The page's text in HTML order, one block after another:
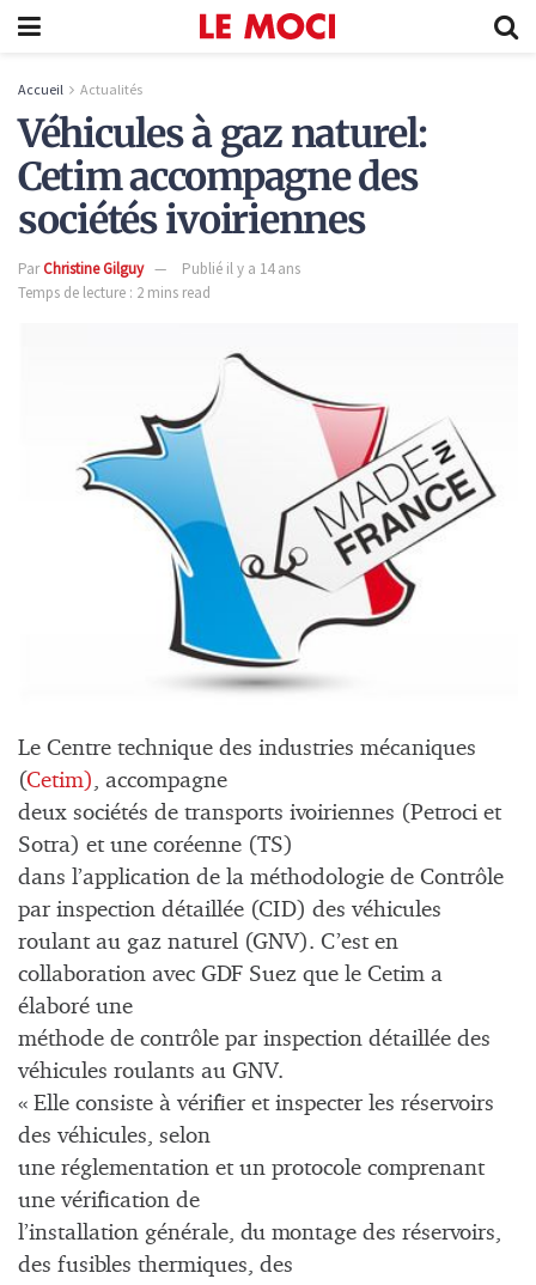
Accueil Actualités
Véhicules à gaz naturel:
Cetim accompagne des
sociétés ivoiriennes
ParChristine Gilguy
Publié il y a 14 ans
Temps de lecture : 2 mins read
Le Centre technique des industries mécaniques
(Cetim), accompagne
deux sociétés de transports ivoiriennes (Petroci et
Sotra) et une coréenne (TS)
dans l’application de la méthodologie de Contrôle
par inspection détaillée (CID) des véhicules
roulant au gaz naturel (GNV). C’est en
collaboration avec GDF Suez que le Cetim a
élaboré une
méthode de contrôle par inspection détaillée des
véhicules roulants au GNV.
« Elle consiste à vérifier et inspecter les réservoirs
des véhicules, selon
une réglementation et un protocole comprenant
une vérification de
l’installation générale, du montage des réservoirs,
des fusibles thermiques, des